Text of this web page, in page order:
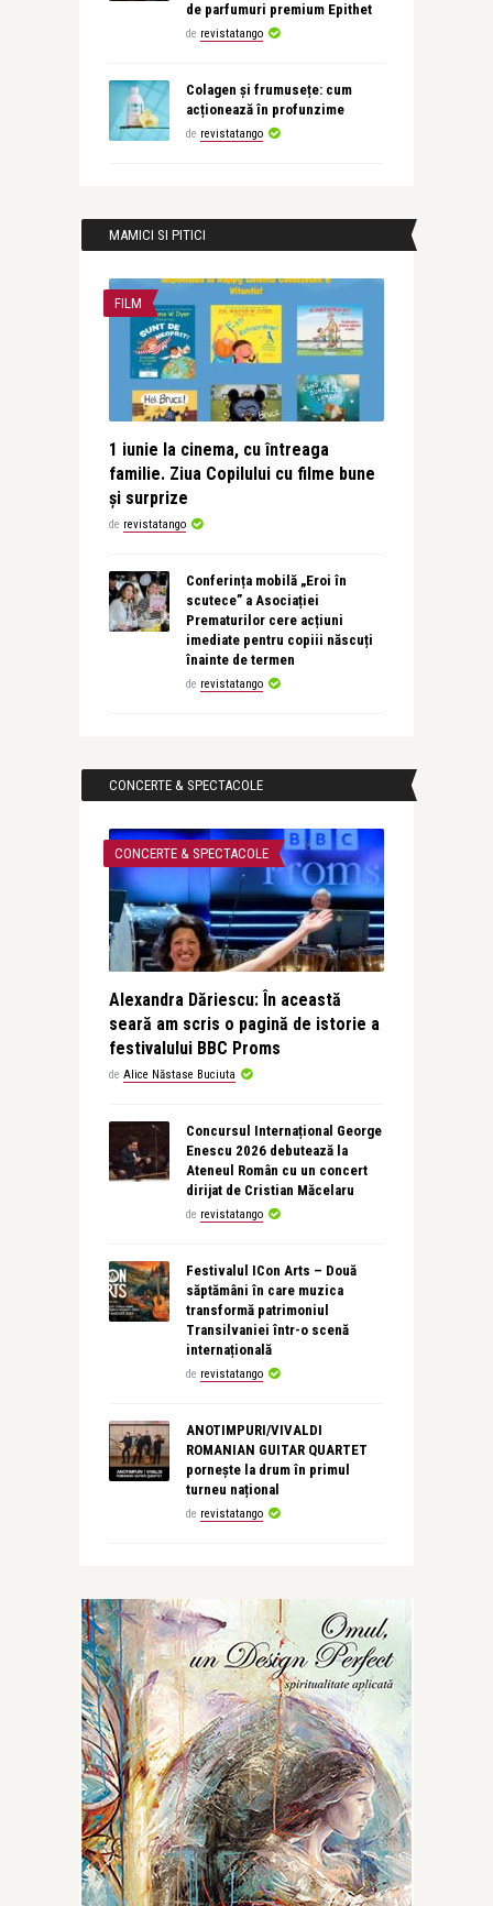
de parfumuri premium Epithet
de revistatango
Colagen și frumusețe: cum
acționează în profunzime
de revistatango
MAMICI SI PITICI
FILM
1 iunie la cinema, cu întreaga
familie. Ziua Copilului cu filme bune
și surprize
de revistatango
Conferința mobilă „Eroi în
scutece” a Asociației
Prematurilor cere acțiuni
imediate pentru copiii născuți
înainte de termen
de revistatango
CONCERTE & SPECTACOLE
CONCERTE & SPECTACOLE
Alexandra Dăriescu: În această
seară am scris o pagină de istorie a
festivalului BBC Proms
de Alice Năstase Buciuta
Concursul Internațional George
Enescu 2026 debutează la
Ateneul Român cu un concert
dirijat de Cristian Măcelaru
de revistatango
Festivalul ICon Arts – Două
săptămâni în care muzica
transformă patrimoniul
Transilvaniei într-o scenă
internațională
de revistatango
ANOTIMPURI/VIVALDI
ROMANIAN GUITAR QUARTET
pornește la drum în primul
turneu național
de revistatango